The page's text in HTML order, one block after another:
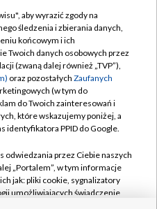
TVP
zgody
aby wyrazić zgody na
śledzenia i zbierania danych,
końcowym i ich
Twoich danych osobowych przez
(zwaną dalej również „TVP”),
oraz pozostałych Zaufanych
(w tym do
do Twoich zainteresowań i
które wskazujemy poniżej, a
identyfikatora PPID do Google.
odwiedzania przez Ciebie naszych
„Portalem”, w tym informacje
jak: pliki cookie, sygnalizatory
umożliwiających świadczenie